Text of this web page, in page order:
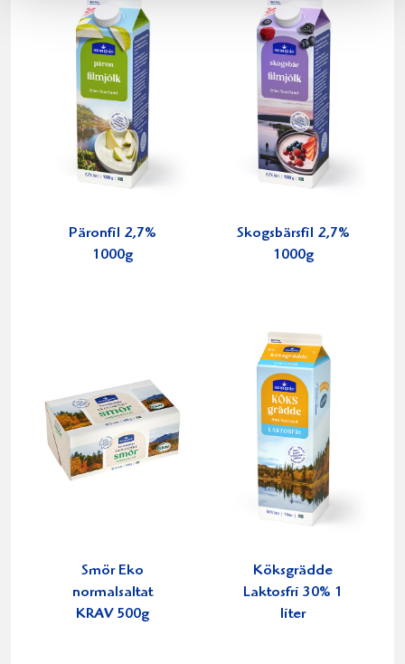
Päronfil 2,7%
1000g
Skogsbärsfil 2,7%
1000g
Smör Eko
normalsaltat
KRAV 500g
Köksgrädde
Laktosfri 30% 1
liter